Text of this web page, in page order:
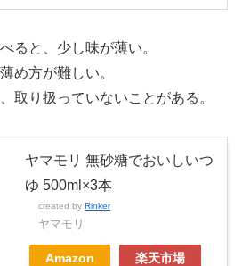
ると、少し味が薄い。
め方が難しい。
取り扱っていないことがある。
ヤマモリ 無砂糖でおいしいつ
ゆ 500ml×3本
created by Rinker
ヤマモリ
Amazon 楽天市場